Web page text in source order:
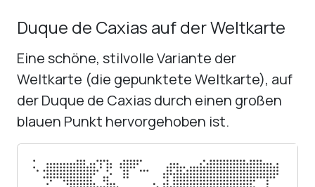
Duque de Caxias auf der Weltkarte
Eine schöne, stilvolle Variante der
Weltkarte (die gepunktete Weltkarte), auf
der Duque de Caxias durch einen großen
blauen Punkt hervorgehoben ist.